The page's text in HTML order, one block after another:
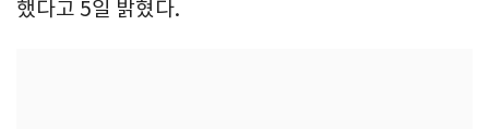
했다고 5일 밝혔다.